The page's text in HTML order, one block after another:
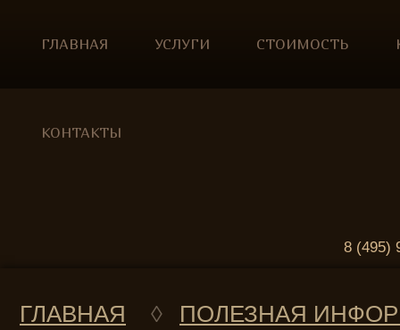
ГЛАВНАЯ УСЛУГИ СТОИМОСТЬ
КОНТАКТЫ
8 (495)
ГЛАВНАЯ ◊
ПОЛЕЗНАЯ